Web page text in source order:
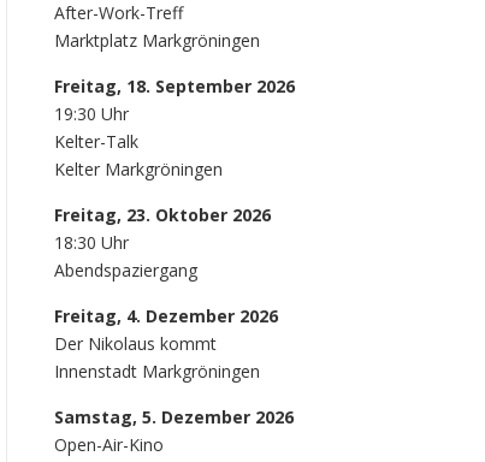
After-Work-Treff
Marktplatz Markgröningen
Freitag, 18. September 2026
19:30 Uhr
Kelter-Talk
Kelter Markgröningen
Freitag, 23. Oktober 2026
18:30 Uhr
Abendspaziergang
Freitag, 4. Dezember 2026
Der Nikolaus kommt
Innenstadt Markgröningen
Samstag, 5. Dezember 2026
Open-Air-Kino